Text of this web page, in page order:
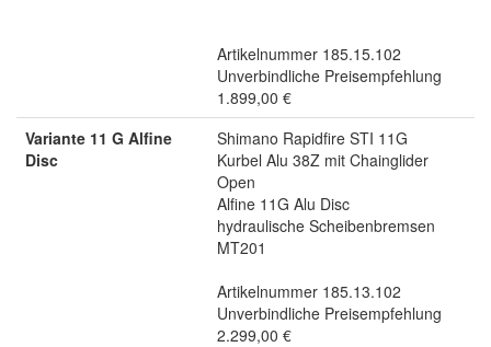
Artikelnummer 185.15.102
Unverbindliche Preisempfehlung
1.899,00 €
Variante 11 G Alfine
Disc
Shimano Rapidfire STI 11G
Kurbel Alu 38Z mit Chainglider
Open
Alfine 11G Alu Disc
hydraulische Scheibenbremsen
MT201
Artikelnummer 185.13.102
Unverbindliche Preisempfehlung
2.299,00 €